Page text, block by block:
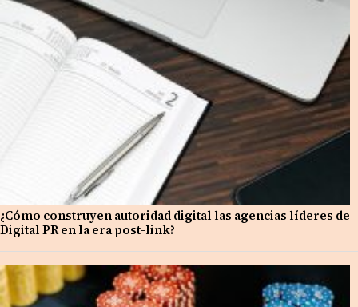
¿Cómo construyen autoridad digital las agencias líderes de
Digital PR en la era post-link?